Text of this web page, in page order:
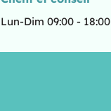
Lun-Dim 09:00 - 18:00